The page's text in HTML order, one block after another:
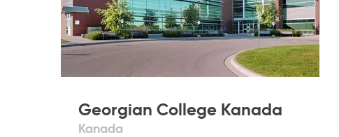
Georgian College Kanada
Kanada